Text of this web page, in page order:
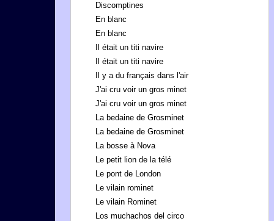
Discomptines
En blanc
En blanc
Il était un titi navire
Il était un titi navire
Il y a du français dans l'air
J'ai cru voir un gros minet
J'ai cru voir un gros minet
La bedaine de Grosminet
La bedaine de Grosminet
La bosse à Nova
Le petit lion de la télé
Le pont de London
Le vilain rominet
Le vilain Rominet
Los muchachos del circo